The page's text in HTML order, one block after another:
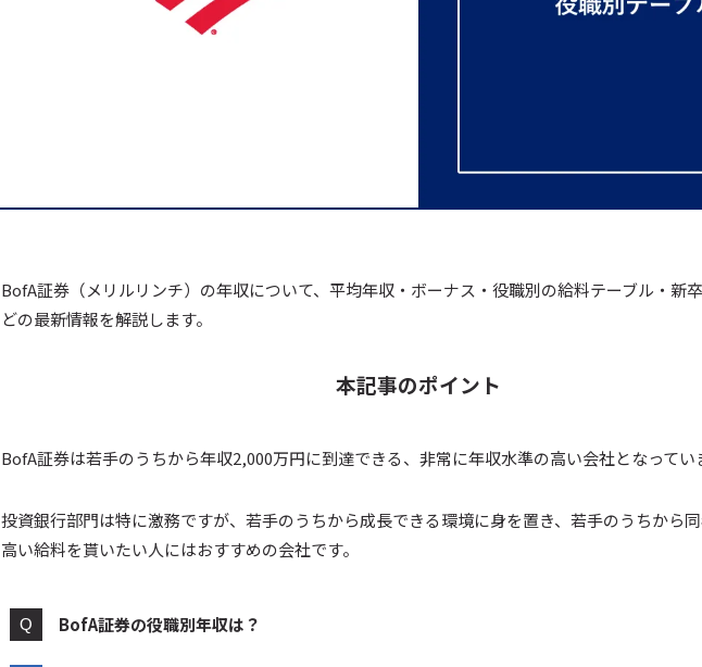
BofA証券（メリルリンチ）の年収について、平均年収・ボーナス・役職別の給料テーブル・新
どの最新情報を解説します。
本記事のポイント
BofA証券は若手のうちから年収2,000万円に到達できる、非常に年収水準の高い会社となってい
投資銀行部門は特に激務ですが、若手のうちから成長できる環境に身を置き、若手のうちから
高い給料を貰いたい人にはおすすめの会社です。
BofA証券の役職別年収は？